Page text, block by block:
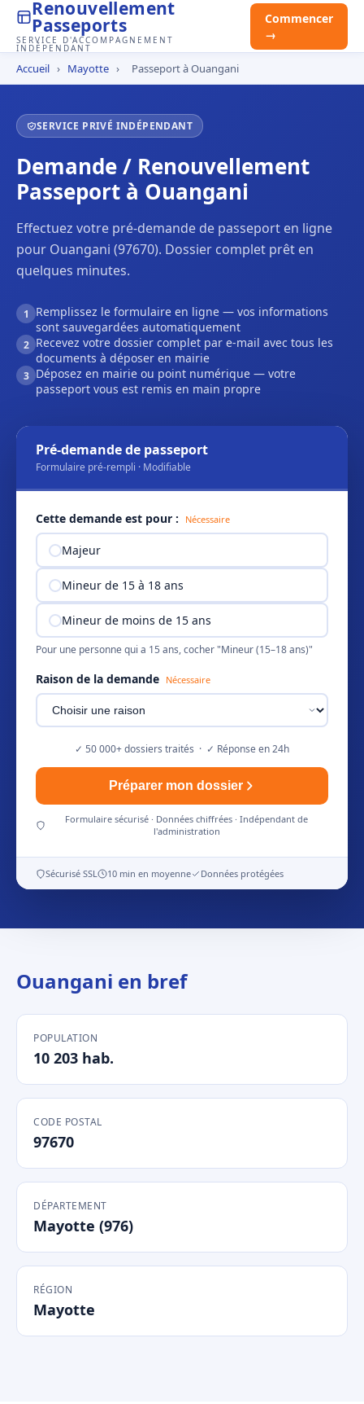
Renouvellement
Passeports
SERVICE D'ACCOMPAGNEMENT
INDÉPENDANT
Commencer
→
Accueil › Mayotte › Passeport à Ouangani
SERVICE PRIVÉ INDÉPENDANT
Demande / Renouvellement
Passeport à Ouangani
Effectuez votre pré-demande de passeport en ligne
pour Ouangani (97670). Dossier complet prêt en
quelques minutes.
1
Remplissez le formulaire en ligne — vos informations
sont sauvegardées automatiquement
2 Recevez votre dossier complet par e-mail avec tous les
documents à déposer en mairie
3 Déposez en mairie ou point numérique — votre
passeport vous est remis en main propre
Pré-demande de passeport
Formulaire pré-rempli · Modifiable
Cette demande est pour : Nécessaire
Majeur
Mineur de 15 à 18 ans
Mineur de moins de 15 ans
Pour une personne qui a 15 ans, cocher "Mineur (15–18 ans)"
Raison de la demande Nécessaire
✓ 50 000+ dossiers traités · ✓ Réponse en 24h
Préparer mon dossier
Formulaire sécurisé · Données chiffrées · Indépendant de
l'administration
Sécurisé SSL 10 min en moyenne Données protégées
Ouangani en bref
POPULATION
10 203 hab.
CODE POSTAL
97670
DÉPARTEMENT
Mayotte (976)
RÉGION
Mayotte